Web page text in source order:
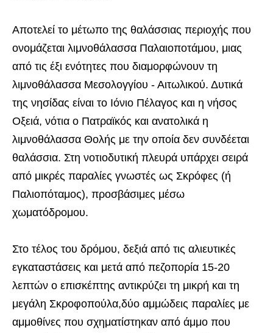
Αποτελεί το μέτωπο της θαλάσσιας περιοχής που
ονομάζεται λιμνοθάλασσα Παλαιοποτάμου, μιας
από τις έξι ενότητες που διαμορφώνουν τη
λιμνοθάλασσα Μεσολογγίου - Αιτωλικού. Δυτικά
της νησίδας είναι το Ιόνιο Πέλαγος και η νήσος
Οξειά, νότια ο Πατραϊκός και ανατολικά η
λιμνοθάλασσα Θολής με την οποία δεν συνδέεται
θαλάσσια. Στη νοτιοδυτική πλευρά υπάρχει σειρά
από μικρές παραλίες γνωστές ως Σκρόφες (ή
Παλιοπόταμος), προσβάσιμες μέσω
χωματόδρομου.
Στο τέλος του δρόμου, δεξιά από τις αλιευτικές
εγκαταστάσεις και μετά από πεζοπορία 15-20
λεπτών ο επισκέπτης αντικρύζει τη μικρή και τη
μεγάλη Σκροφοπούλα,δύο αμμώδεις παραλίες με
αμμοθίνες που σχηματίστηκαν από άμμο που